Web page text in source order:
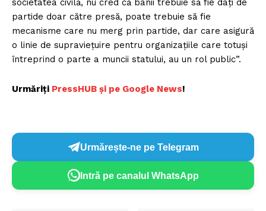
Un proiect
FREEDOM HOUSE ROMÂNIA
PRESShub
Proiecte editoriale
societatea civilă, nu cred că banii trebuie să fie dați de
partide doar către presă, poate trebuie să fie
mecanisme care nu merg prin partide, dar care asigură
o linie de supraviețuire pentru organizațiile care totuși
întreprind o parte a muncii statului, au un rol public”.
Urmăriți PressHUB și pe Google News!
Urmărește-ne pe Telegram
Intră pe canalul WhatsApp